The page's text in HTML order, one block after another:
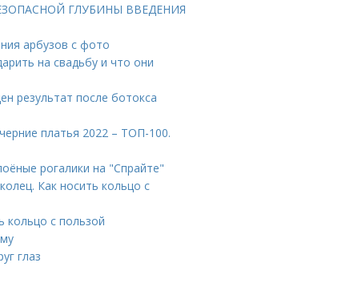
ГЛУБИНЫ ВВЕДЕНИЯ
арбузов с фото
на свадьбу и что они
результат после ботокса
платья 2022 – ТОП-100.
рогалики на "Спрайте"
Как носить кольцо с
кольцо с пользой
глаз